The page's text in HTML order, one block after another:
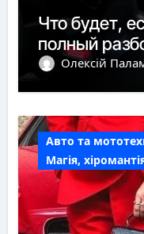
Что будет,
полный
Олексій
Авто та
Магія,